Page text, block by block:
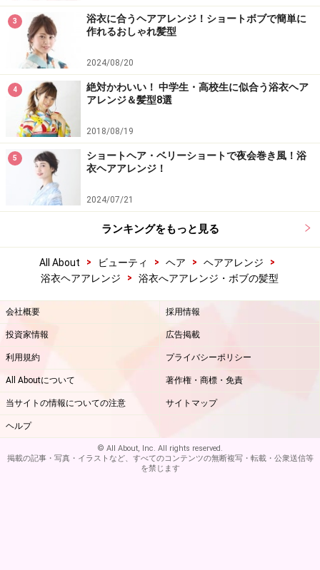
3
浴衣に合うヘアアレンジ！ショートボブで簡単に
作れるおしゃれ髪型
2024/08/20
4
絶対かわいい！ 中学生・高校生に似合う浴衣ヘア
アレンジ＆髪型8選
2018/08/19
5
ショートヘア・ベリーショートで夜会巻き風！浴
衣ヘアアレンジ！
2024/07/21
ランキングをもっと見る
All About > ビューティ > ヘア > ヘアアレンジ
>
浴衣ヘアアレンジ
> 浴衣へアアレンジ・ボブの髪型
会社概要 採用情報
投資家情報 広告掲載
利用規約 プライバシーポリシー
All Aboutについて 著作権・商標・免責
当サイトの情報についての注意 サイトマップ
ヘルプ
© All About, Inc. All rights reserved.
掲載の記事・写真・イラストなど、すべてのコンテンツの無断複写・転載・公衆送信等
を禁じます